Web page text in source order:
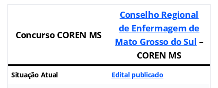
Concurso COREN MS
Conselho Regional
de Enfermagem de
Mato Grosso do Sul –
COREN MS
Situação Atual Edital publicado